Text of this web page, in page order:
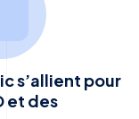
s’allient pour
et des